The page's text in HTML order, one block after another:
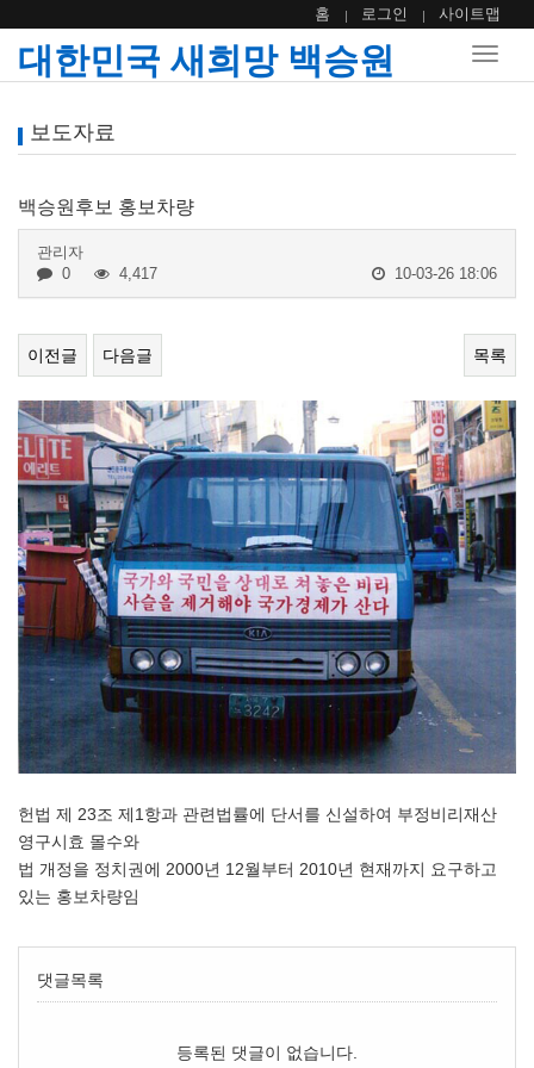
홈 로그인 사이트맵
Toggle
대한민국 새희망 백승원
보도자료
백승원후보 홍보차량
관리자
0
4,417 10-03-26 18:06
이전글 다음글 목록
헌법 제 23조 제1항과 관련법률에 단서를 신설하여 부정비리재산
영구시효 몰수와
법 개정을 정치권에 2000년 12월부터 2010년 현재까지 요구하고
있는 홍보차량임
댓글목록
등록된 댓글이 없습니다.